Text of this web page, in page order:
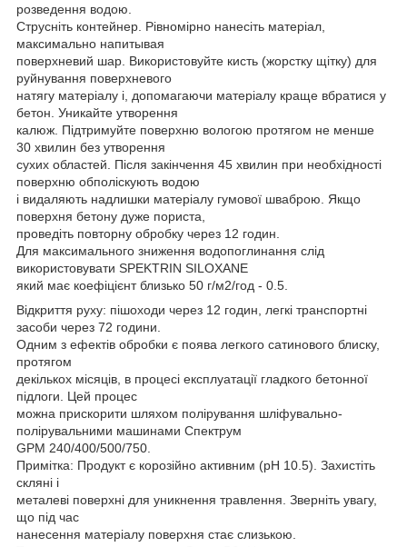
розведення водою.
Струсніть контейнер. Рівномірно нанесіть матеріал,
максимально напитывая
поверхневий шар. Використовуйте кисть (жорстку щітку) для
руйнування поверхневого
натягу матеріалу і, допомагаючи матеріалу краще вбратися у
бетон. Уникайте утворення
калюж. Підтримуйте поверхню вологою протягом не менше
30 хвилин без утворення
сухих областей. Після закінчення 45 хвилин при необхідності
поверхню обполіскують водою
і видаляють надлишки матеріалу гумової шваброю. Якщо
поверхня бетону дуже пориста,
проведіть повторну обробку через 12 годин.
Для максимального зниження водопоглинання слід
використовувати SPEKTRIN SILOXANE
який має коефіцієнт близько 50 г/м2/год - 0.5.
Відкриття руху: пішоходи через 12 годин, легкі транспортні
засоби через 72 години.
Одним з ефектів обробки є поява легкого сатинового блиску,
протягом
декількох місяців, в процесі експлуатації гладкого бетонної
підлоги. Цей процес
можна прискорити шляхом полірування шліфувально-
полірувальними машинами Спектрум
GPM 240/400/500/750.
Примітка: Продукт є корозійно активним (pH 10.5). Захистіть
скляні і
металеві поверхні для уникнення травлення. Зверніть увагу,
що під час
нанесення матеріалу поверхня стає слизькою.